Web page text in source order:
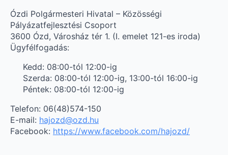
Ózdi Polgármesteri Hivatal – Közösségi
Pályázatfejlesztési Csoport
3600 Ózd, Városház tér 1. (I. emelet 121-es iroda)
Ügyfélfogadás:
Kedd: 08:00-tól 12:00-ig
Szerda: 08:00-tól 12:00-ig, 13:00-tól 16:00-ig
Péntek: 08:00-tól 12:00-ig
Telefon: 06(48)574-150
E-mail: hajozd@ozd.hu
Facebook: https://www.facebook.com/hajozd/